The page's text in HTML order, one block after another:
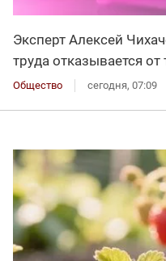
Эксперт Алексей
труда отказывается
Общество сегодня, 07:09